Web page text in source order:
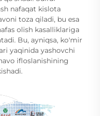
nafaqat kislota
toza qiladi, bu esa
olish kasalliklariga
Bu, ayniqsa, ko'mir
yaqinida yashovchi
ifloslanishining